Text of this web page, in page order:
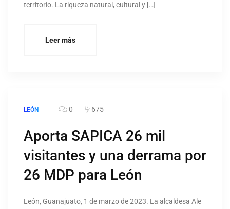
territorio. La riqueza natural, cultural y […]
Leer más
LEÓN 0 675
Aporta SAPICA 26 mil
visitantes y una derrama por
26 MDP para León
León, Guanajuato, 1 de marzo de 2023. La alcaldesa Ale